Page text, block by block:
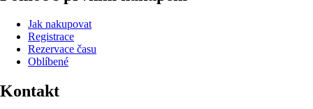
Jak nakupovat
Registrace
Rezervace času
Oblíbené
Kontakt